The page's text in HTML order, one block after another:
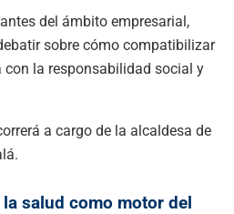
del ámbito empresarial,
sobre cómo compatibilizar
la responsabilidad social y
a cargo de la alcaldesa de
.
salud como motor del